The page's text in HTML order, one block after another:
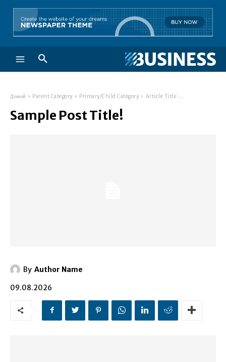
Домой Parent Category Primary/Child Category Article Title ...
Sample Post Title!
By Author Name
09.08.2026